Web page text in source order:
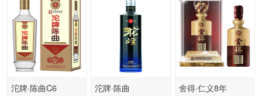
沱牌·陈曲C6 沱牌·陈曲 舍得·仁义8年